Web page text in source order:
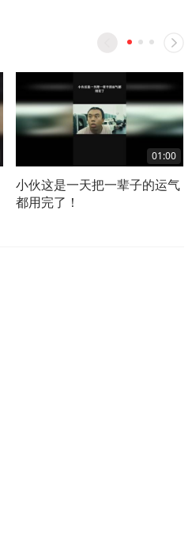
01:00
小伙这是一天把一辈子的运气
都用完了！